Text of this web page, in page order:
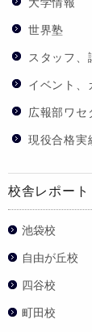
世界塾
スタッフ、
イベント、
広報部ワセ
現役合格実
校舎レポート
池袋校
自由が丘校
四谷校
町田校